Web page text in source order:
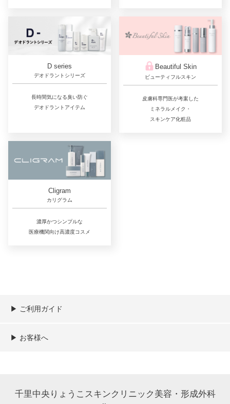
D series
デオドラントシリーズ
長時間気になる臭い防ぐ
デオドラントアイテム
Beautiful Skin
ビューティフルスキン
皮膚科専門医が考案した
ミネラルメイク・
スキンケア化粧品
Cligram
カリグラム
濃厚かつシンプルな
医療機関向け高濃度コスメ
▶︎ ご利用ガイド
ご利用ガイド
決済／配送／送料について
取り扱い商品一覧
顧客情報の取扱について
特定商取引法の表記
▶︎ お客様へ
千里中央りょうこスキンクリニック美容・形成外科